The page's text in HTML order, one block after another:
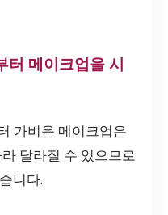
터 메이크업을 시
가벼운 메이크업은
달라질 수 있으므로
니다.